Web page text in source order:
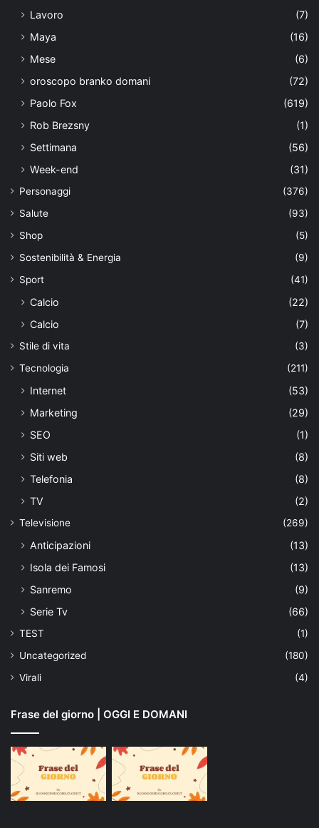
Lavoro
(7)
Maya
(16)
Mese
(6)
oroscopo branko domani
(72)
Paolo Fox
(619)
Rob Brezsny
(1)
Settimana
(56)
Week-end
(31)
Personaggi
(376)
Salute
(93)
Shop
(5)
Sostenibilità & Energia
(9)
Sport
(41)
Calcio
(22)
Calcio
(7)
Stile di vita
(3)
Tecnologia
(211)
Internet
(53)
Marketing
(29)
SEO
(1)
Siti web
(8)
Telefonia
(8)
TV
(2)
Televisione (269)
Anticipazioni
(13)
Isola dei Famosi
(13)
Sanremo
(9)
Serie Tv
(66)
TEST
(1)
Uncategorized
(180)
Virali
(4)
Frase del giorno | OGGI E DOMANI